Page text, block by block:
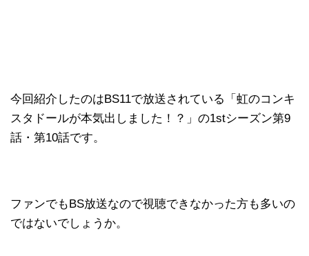
今回紹介したのはBS11で放送されている「虹のコンキ
スタドールが本気出しました！？」の1stシーズン第9
話・第10話です。
ファンでもBS放送なので視聴できなかった方も多いの
ではないでしょうか。